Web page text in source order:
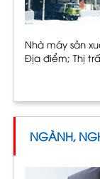
Nhà máy sản
Địa điểm; Thị
NGÀNH,